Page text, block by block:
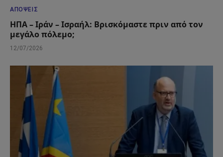
ΑΠΌΨΕΙΣ
ΗΠΑ – Ιράν – Ισραήλ: Βρισκόμαστε πριν από τον
μεγάλο πόλεμο;
12/07/2026